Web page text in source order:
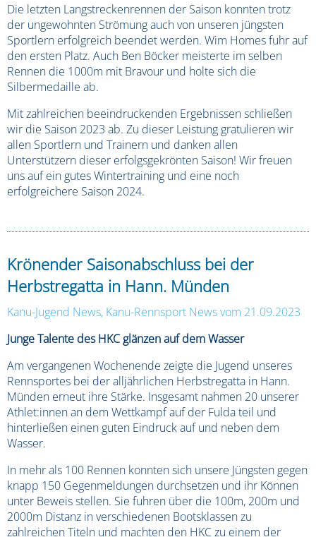
Die letzten Langstreckenrennen der Saison konnten trotz
der ungewohnten Strömung auch von unseren jüngsten
Sportlern erfolgreich beendet werden. Wim Homes fuhr auf
den ersten Platz. Auch Ben Böcker meisterte im selben
Rennen die 1000m mit Bravour und holte sich die
Silbermedaille ab.
Mit zahlreichen beeindruckenden Ergebnissen schließen
wir die Saison 2023 ab. Zu dieser Leistung gratulieren wir
allen Sportlern und Trainern und danken allen
Unterstützern dieser erfolgsgekrönten Saison! Wir freuen
uns auf ein gutes Wintertraining und eine noch
erfolgreichere Saison 2024.
Krönender Saisonabschluss bei der
Herbstregatta in Hann. Münden
Kanu-Jugend News, Kanu-Rennsport Newsvom 21.09.2023
Junge Talente des HKC glänzen auf dem Wasser
Am vergangenen Wochenende zeigte die Jugend unseres
Rennsportes bei der alljährlichen Herbstregatta in Hann.
Münden erneut ihre Stärke. Insgesamt nahmen 20 unserer
Athlet:innen an dem Wettkampf auf der Fulda teil und
hinterließen einen guten Eindruck auf und neben dem
Wasser.
In mehr als 100 Rennen konnten sich unsere Jüngsten gegen
knapp 150 Gegenmeldungen durchsetzen und ihr Können
unter Beweis stellen. Sie fuhren über die 100m, 200m und
2000m Distanz in verschiedenen Bootsklassen zu
zahlreichen Titeln und machten den HKC zu einem der